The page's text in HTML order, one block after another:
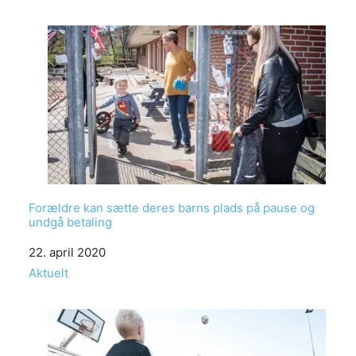
Forældre kan sætte deres barns plads på pause og
undgå betaling
Date
22. april 2020
In relation to
Aktuelt